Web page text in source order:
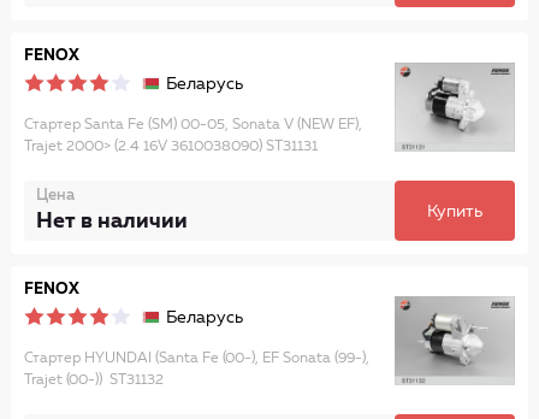
FENOX
Беларусь
Стартер Santa Fe (SM) 00-05, Sonata V (NEW EF),
Trajet 2000> (2.4 16V 3610038090) ST31131
Цена
Нет в наличии Купить
FENOX
Беларусь
Стартер HYUNDAI (Santa Fe (00-), EF Sonata (99-),
Trajet (00-)) ST31132